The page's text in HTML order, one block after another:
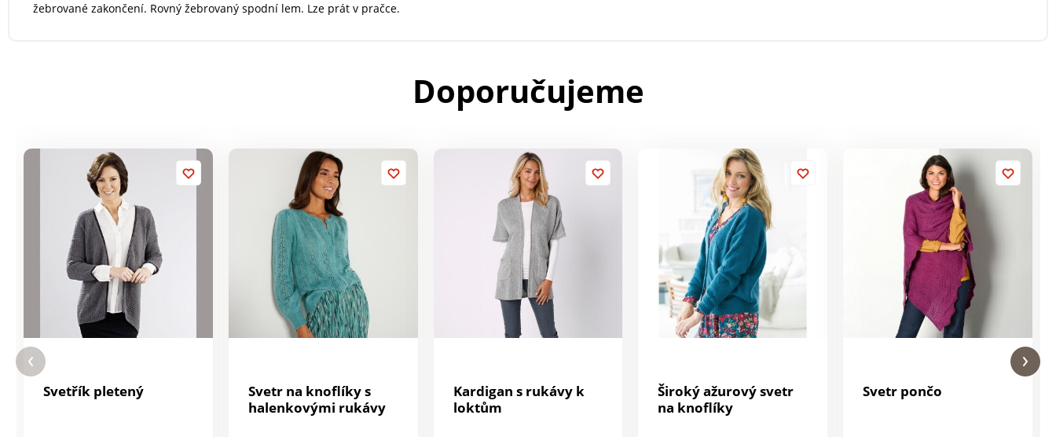
žebrované zakončení. Rovný žebrovaný spodní lem. Lze prát v pračce.
Doporučujeme
Svetřík pletený
Svetr na knoflíky s
halenkovými rukávy
Kardigan s rukávy k
loktům
Široký ažurový svetr
na knoflíky
Svetr pončo